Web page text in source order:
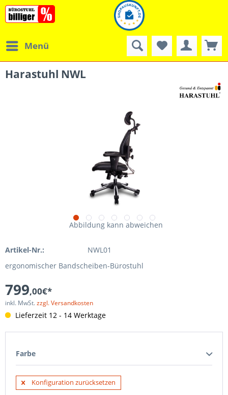
Menü
Harastuhl NWL
Abbildung kann abweichen
Artikel-Nr.:
NWL01
ergonomischer Bandscheiben-Bürostuhl
799,00€*
inkl. MwSt.zzgl. Versandkosten
Lieferzeit 12 - 14 Werktage
Farbe
Konfiguration zurücksetzen